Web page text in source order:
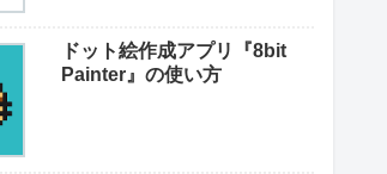
ドット絵作成アプリ『8bit
Painter』の使い方